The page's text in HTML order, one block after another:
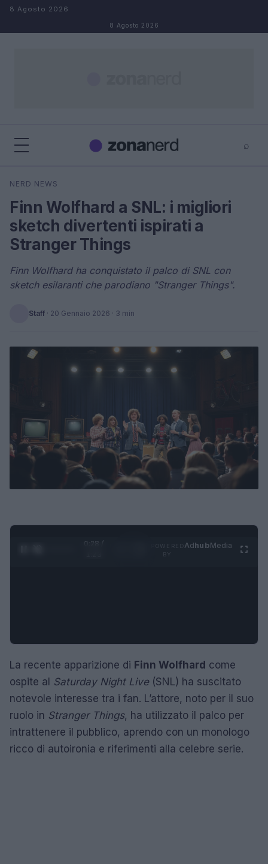
Salta al contenuto
8 Agosto 2026
8 Agosto 2026
⌕
Cerca
NERD NEWS
Finn Wolfhard a SNL: i migliori
sketch divertenti ispirati a
Stranger Things
Finn Wolfhard ha conquistato il palco di SNL con
sketch esilaranti che parodiano "Stranger Things".
Staff · 20 Gennaio 2026 · 3 min
0:29 /
AdhubMedia
La recente apparizione di Finn Wolfhard come
ospite al Saturday Night Live(SNL) ha suscitato
notevole interesse tra i fan. L’attore, noto per il suo
ruolo in Stranger Things, ha utilizzato il palco per
intrattenere il pubblico, aprendo con un monologo
ricco di autoironia e riferimenti alla celebre serie.